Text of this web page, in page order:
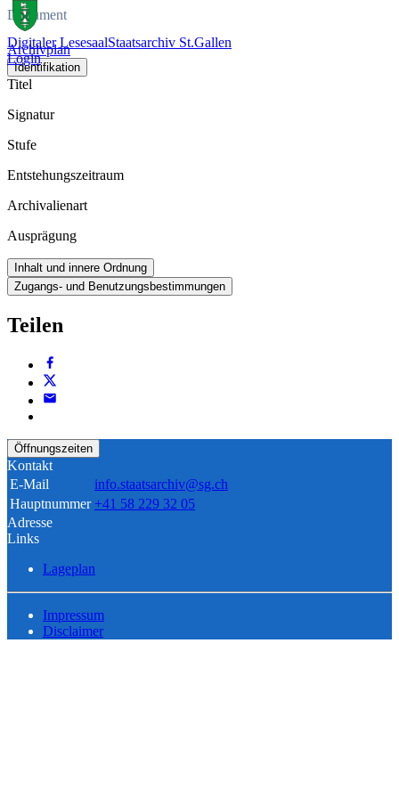
Digitaler LesesaalStaatsarchiv St.Gallen
Login
Dokument
Archivplan
Identifikation
Titel
Signatur
Stufe
Entstehungszeitraum
Archivalienart
Ausprägung
Inhalt und innere Ordnung
Zugangs- und Benutzungsbestimmungen
Teilen
Öffnungszeiten
Kontakt
E-Mail
info.staatsarchiv@sg.ch
Hauptnummer +41 58 229 32 05
Adresse
Links
Lageplan
Impressum
Disclaimer